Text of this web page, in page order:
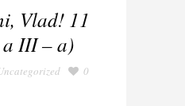
Vlad! 11
III – a)
0